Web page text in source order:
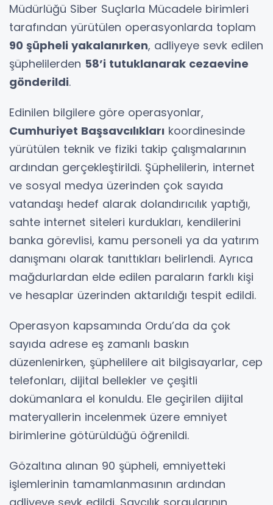
Müdürlüğü Siber Suçlarla Mücadele birimleri
tarafından yürütülen operasyonlarda toplam
90 şüpheli yakalanırken, adliyeye sevk edilen
şüphelilerden 58’i tutuklanarak cezaevine
gönderildi.
Edinilen bilgilere göre operasyonlar,
Cumhuriyet Başsavcılıkları koordinesinde
yürütülen teknik ve fiziki takip çalışmalarının
ardından gerçekleştirildi. Şüphelilerin, internet
ve sosyal medya üzerinden çok sayıda
vatandaşı hedef alarak dolandırıcılık yaptığı,
sahte internet siteleri kurdukları, kendilerini
banka görevlisi, kamu personeli ya da yatırım
danışmanı olarak tanıttıkları belirlendi. Ayrıca
mağdurlardan elde edilen paraların farklı kişi
ve hesaplar üzerinden aktarıldığı tespit edildi.
Operasyon kapsamında Ordu’da da çok
sayıda adrese eş zamanlı baskın
düzenlenirken, şüphelilere ait bilgisayarlar, cep
telefonları, dijital bellekler ve çeşitli
dokümanlara el konuldu. Ele geçirilen dijital
materyallerin incelenmek üzere emniyet
birimlerine götürüldüğü öğrenildi.
Gözaltına alınan 90 şüpheli, emniyetteki
işlemlerinin tamamlanmasının ardından